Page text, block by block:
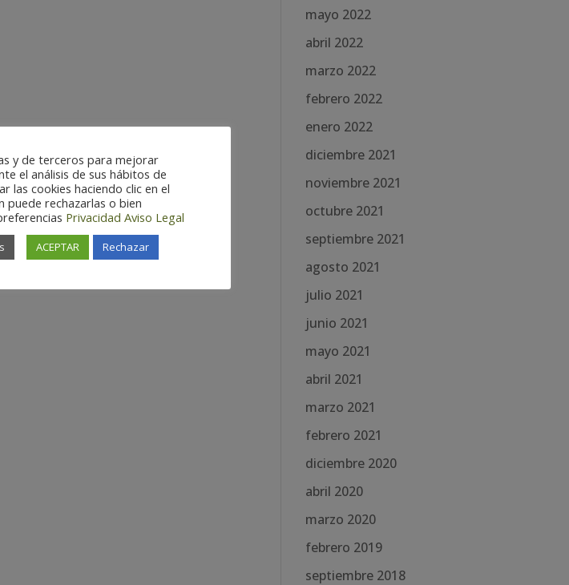
mayo 2022
abril 2022
marzo 2022
febrero 2022
enero 2022
diciembre 2021
noviembre 2021
octubre 2021
septiembre 2021
agosto 2021
julio 2021
junio 2021
mayo 2021
abril 2021
marzo 2021
febrero 2021
diciembre 2020
abril 2020
marzo 2020
febrero 2019
septiembre 2018
y de terceros para mejorar
el análisis de sus hábitos de
las cookies haciendo clic en el
rechazarlas o bien
Privacidad Aviso Legal
ACEPTAR Rechazar